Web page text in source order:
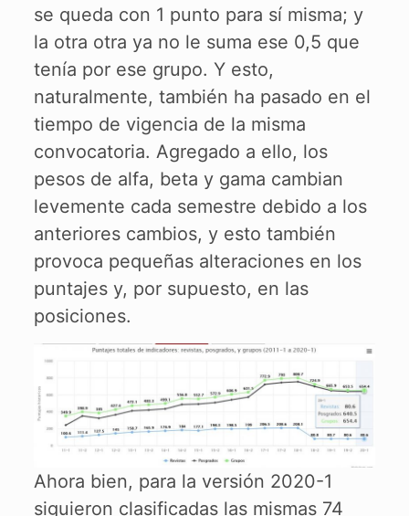
se queda con 1 punto para sí misma; y
la otra otra ya no le suma ese 0,5 que
tenía por ese grupo. Y esto,
naturalmente, también ha pasado en el
tiempo de vigencia de la misma
convocatoria. Agregado a ello, los
pesos de alfa, beta y gama cambian
levemente cada semestre debido a los
anteriores cambios, y esto también
provoca pequeñas alteraciones en los
puntajes y, por supuesto, en las
posiciones.
Ahora bien, para la versión 2020-1
siguieron clasificadas las mismas 74